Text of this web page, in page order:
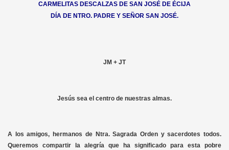
CARMELITAS DESCALZAS DE SAN JOSÉ DE ÉCIJA
DÍA DE NTRO. PADRE Y SEÑOR SAN JOSÉ.
JM + JT
Jesús sea el centro de nuestras almas.
A los amigos, hermanos de Ntra. Sagrada Orden y sacerdotes todos.
Queremos compartir la alegría que ha significado para esta pobre